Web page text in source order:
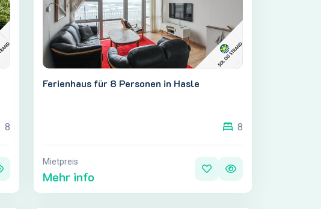
8
Ferienhaus für 8 Personen in Hasle
8
Mietpreis
Mehr info